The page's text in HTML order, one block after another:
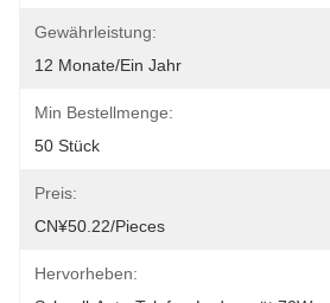
Gewährleistung:
12 Monate/ein Jahr
Min Bestellmenge:
50 Stück
Preis:
CN¥50.22/pieces
Hervorheben: